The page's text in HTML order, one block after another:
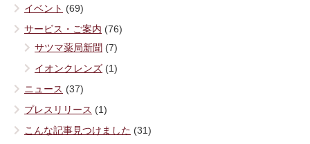
イベント (69)
サービス・ご案内 (76)
サツマ薬局新聞 (7)
イオンクレンズ (1)
ニュース (37)
プレスリリース (1)
こんな記事見つけました (31)